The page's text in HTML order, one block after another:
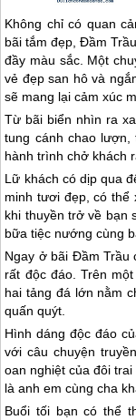
Không chỉ có quan
bãi tắm đẹp, Đầm
đầy màu sắc. Một
vẻ đẹp san hô và
sẽ mang lại cảm xúc
Từ bãi biển nhìn ra
tung cánh chao lượn,
hành trình chở khách
Lữ khách có dịp qua
minh tươi đẹp, có thể
khi thuyền trở về bạn
bữa tiệc nướng cùng
Ngay ở bãi Đầm Trầu
rất độc đáo. Trên
hai tảng đá lớn nằm
quấn quýt.
Hình dáng độc đáo
với câu chuyện
oan nghiệt của đôi
là anh em cùng cha
Buổi tối bạn có thể